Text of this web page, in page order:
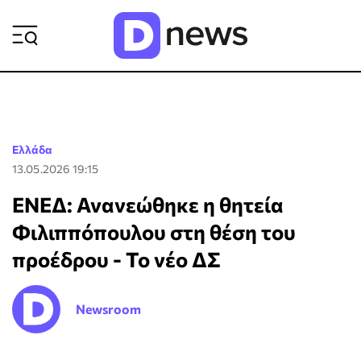
Ελλάδα
13.05.2026 19:15
ΕΝΕΔ: Ανανεώθηκε η θητεία
Φιλιππόπουλου στη θέση του
προέδρου - Το νέο ΔΣ
Newsroom